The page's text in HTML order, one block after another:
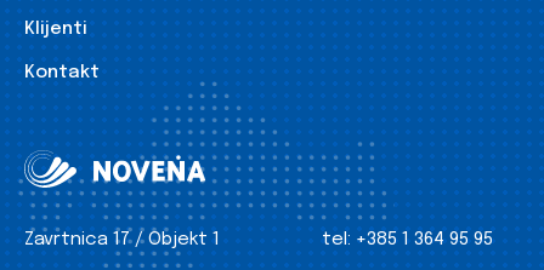
Klijenti
Kontakt
Zavrtnica 17 / Objekt 1
tel: +385 1 364 95 95